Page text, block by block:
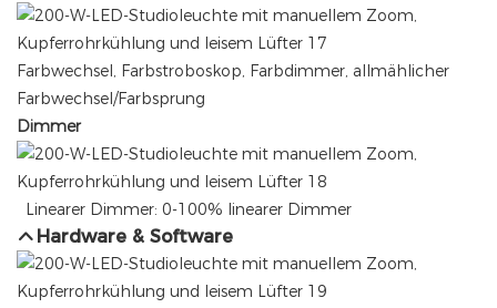
Farbwechsel, Farbstroboskop, Farbdimmer, allmählicher
Farbwechsel/Farbsprung
Dimmer
Linearer Dimmer: 0-100% linearer Dimmer
Hardware & Software